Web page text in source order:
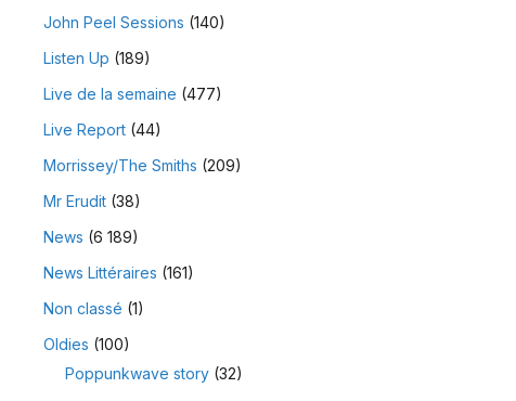
John Peel Sessions (140)
Listen Up (189)
Live de la semaine (477)
Live Report(44)
Morrissey/The Smiths (209)
Mr Erudit(38)
News (6 189)
News Littéraires (161)
Non classé (1)
Oldies (100)
Poppunkwave story(32)